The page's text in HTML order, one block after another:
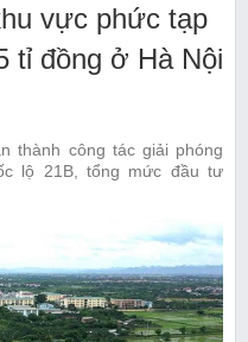
vực phức tạp
tỉ đồng ở Hà Nội
thành công tác giải phóng
lộ 21B, tổng mức đầu tư